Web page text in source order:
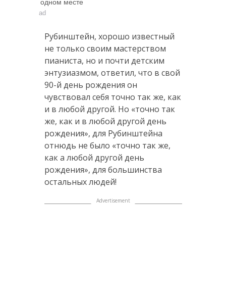
одном месте
ad
Рубинштейн, хорошо известный
не только своим мастерством
пианиста, но и почти детским
энтузиазмом, ответил, что в свой
90-й день рождения он
чувствовал себя точно так же, как
и в любой другой. Но «точно так
же, как и в любой другой день
рождения», для Рубинштейна
отнюдь не было «точно так же,
как а любой другой день
рождения», для большинства
остальных людей!